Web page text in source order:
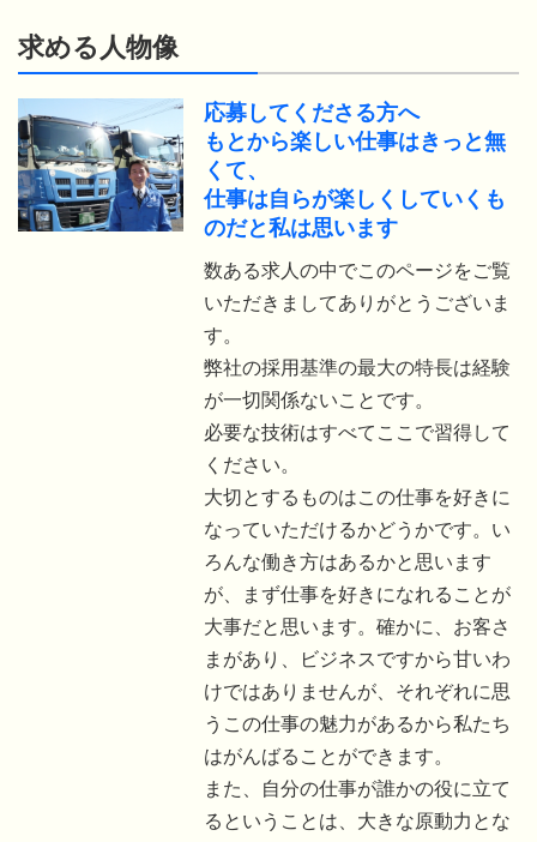
求める人物像
応募してくださる方へ
もとから楽しい仕事はきっと無
くて、
仕事は自らが楽しくしていくも
のだと私は思います
数ある求人の中でこのページをご覧
いただきましてありがとうございま
す。
弊社の採用基準の最大の特長は経験
が一切関係ないことです。
必要な技術はすべてここで習得して
ください。
大切とするものはこの仕事を好きに
なっていただけるかどうかです。い
ろんな働き方はあるかと思います
が、まず仕事を好きになれることが
大事だと思います。確かに、お客さ
まがあり、ビジネスですから甘いわ
けではありませんが、それぞれに思
うこの仕事の魅力があるから私たち
はがんばることができます。
また、自分の仕事が誰かの役に立て
るということは、大きな原動力とな